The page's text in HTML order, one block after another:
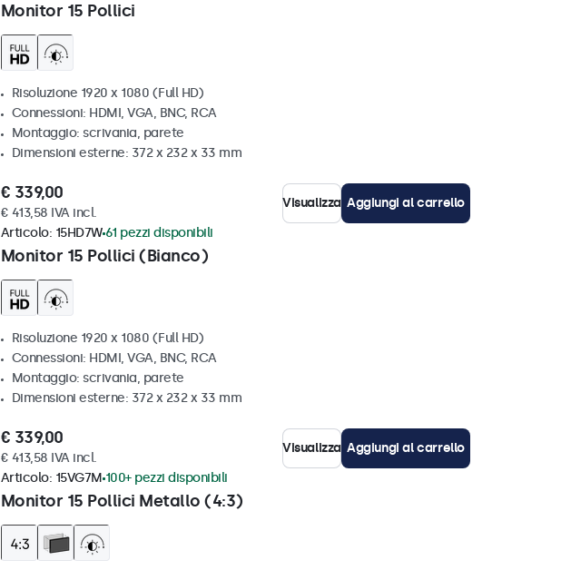
Monitor 15 Pollici
Risoluzione 1920 x 1080 (Full HD)
Connessioni: HDMI, VGA, BNC, RCA
Montaggio: scrivania, parete
Dimensioni esterne: 372 x 232 x 33 mm
€ 339,00
€ 413,58 IVA incl.
Visualizza Aggiungi al carrello
Monitor 15 Pollici (Bianco)
Articolo: 15HD7W61 pezzi disponibili
Risoluzione 1920 x 1080 (Full HD)
Connessioni: HDMI, VGA, BNC, RCA
Montaggio: scrivania, parete
Dimensioni esterne: 372 x 232 x 33 mm
€ 339,00
€ 413,58 IVA incl.
Visualizza Aggiungi al carrello
Monitor 15 Pollici Metallo (4:3)
Articolo: 15VG7M 100+ pezzi disponibili